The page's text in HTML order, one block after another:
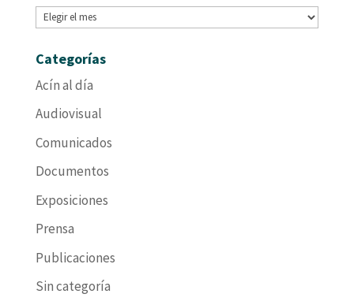
Archivos
Categorías
Acín al día
Audiovisual
Comunicados
Documentos
Exposiciones
Prensa
Publicaciones
Sin categoría